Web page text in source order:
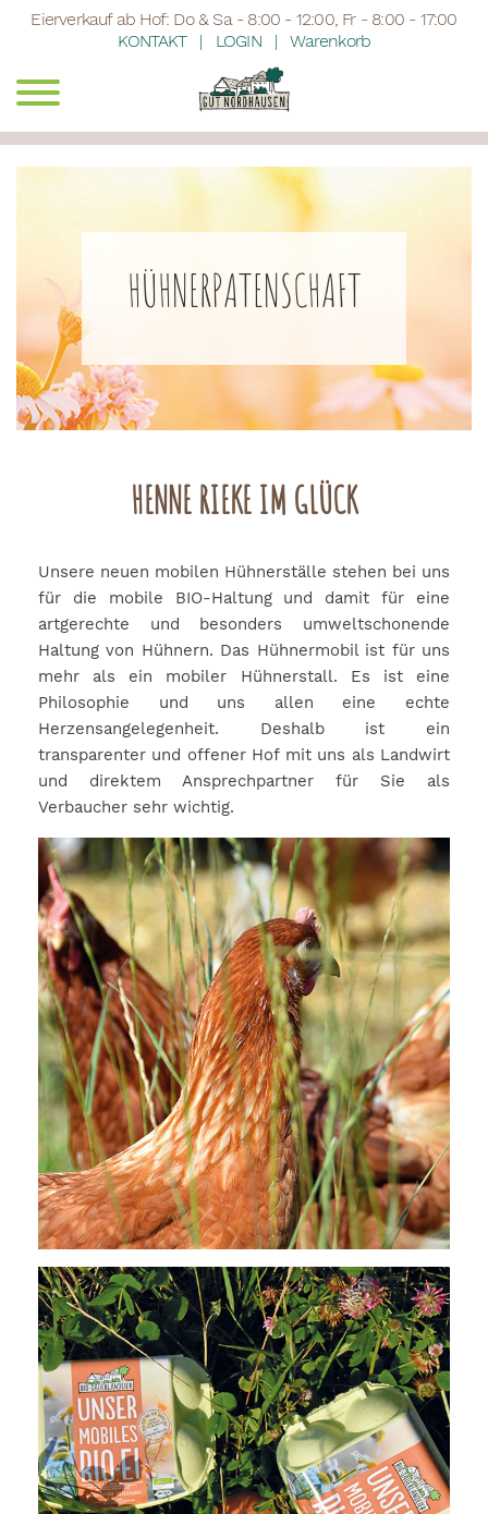
Eierverkauf ab Hof: Do & Sa - 8:00 - 12:00, Fr - 8:00 - 17:00
KONTAKT
LOGIN Warenkorb
HÜHNERPATENSCHAFT
HENNE RIEKE IM GLÜCK
Unsere neuen mobilen Hühnerställe stehen bei uns
für die mobile BIO-Haltung und damit für eine
artgerechte und besonders umweltschonende
Haltung von Hühnern. Das Hühnermobil ist für uns
mehr als ein mobiler Hühnerstall. Es ist eine
Philosophie und uns allen eine echte
Herzensangelegenheit. Deshalb ist ein
transparenter und offener Hof mit uns als Landwirt
und direktem Ansprechpartner für Sie als
Verbaucher sehr wichtig.